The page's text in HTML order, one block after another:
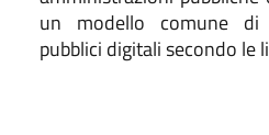
un modello comune di
pubblici digitalisecondo le